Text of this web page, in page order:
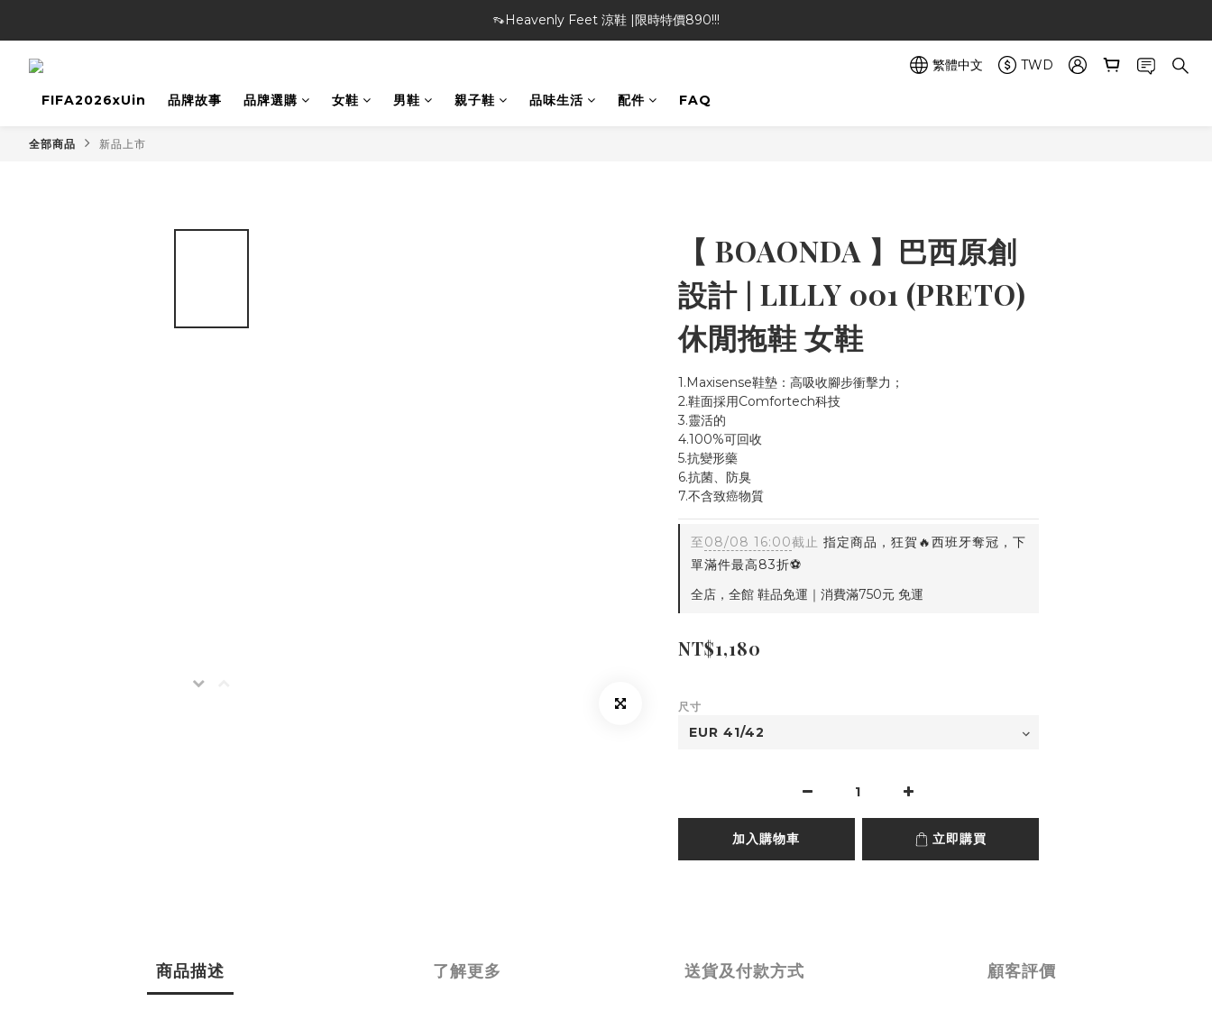
🎁特物館 | 滿額現折最高$1000！
👡Heavenly Feet 涼鞋 |限時特價890!!!
繁體中文 TWD
FIFA2026xUin 品牌故事 品牌選購 女鞋 男鞋 親子鞋 品味生活 配件 FAQ
全部商品 新品上市
【 BOAONDA 】巴西原創
設計 | LILLY 001 (PRETO)
休閒拖鞋 女鞋
1.Maxisense鞋墊：高吸收腳步衝擊力；
2.鞋面採用Comfortech科技
3.靈活的
4.100%可回收
5.抗變形藥
6.抗菌、防臭
7.不含致癌物質
至08/08 16:00截止 指定商品，狂賀🔥西班牙奪冠，下
單滿件最高83折⚽
全店，全館 鞋品免運｜消費滿750元 免運
NT$1,180
尺寸
加入購物車 立即購買
商品描述 了解更多 送貨及付款方式 顧客評價